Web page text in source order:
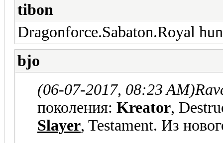
tibon
Dragonforce.Sabaton.Royal
bjo
(06-07-2017, 08:23 AM)
поколения: Kreator,
Slayer, Testament. Из